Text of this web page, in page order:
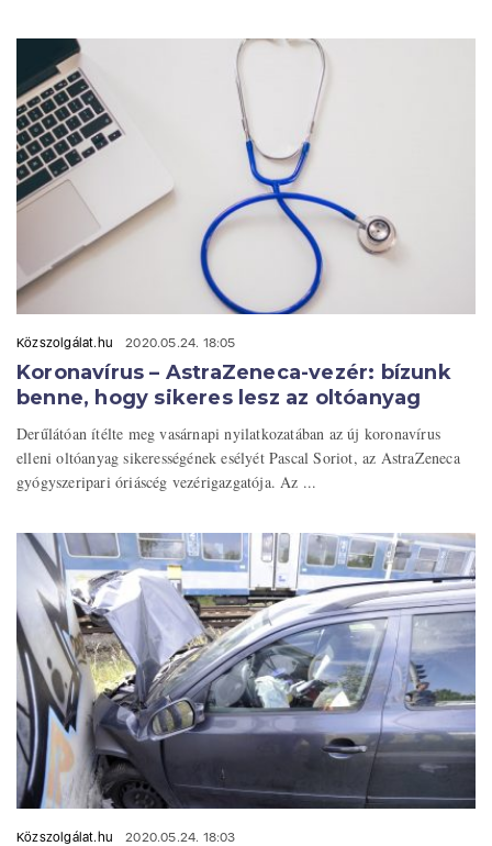
Közszolgálat.hu 2020.05.24. 18:05
Koronavírus – AstraZeneca-vezér: bízunk
benne, hogy sikeres lesz az oltóanyag
Derűlátóan ítélte meg vasárnapi nyilatkozatában az új koronavírus
elleni oltóanyag sikerességének esélyét Pascal Soriot, az AstraZeneca
gyógyszeripari óriáscég vezérigazgatója. Az ...
Közszolgálat.hu 2020.05.24. 18:03